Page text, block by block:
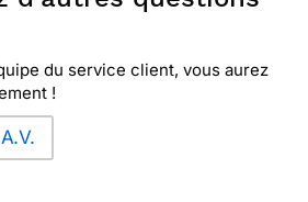
du service client, vous aurez
!